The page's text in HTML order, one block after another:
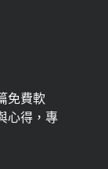
免費軟
心得，專